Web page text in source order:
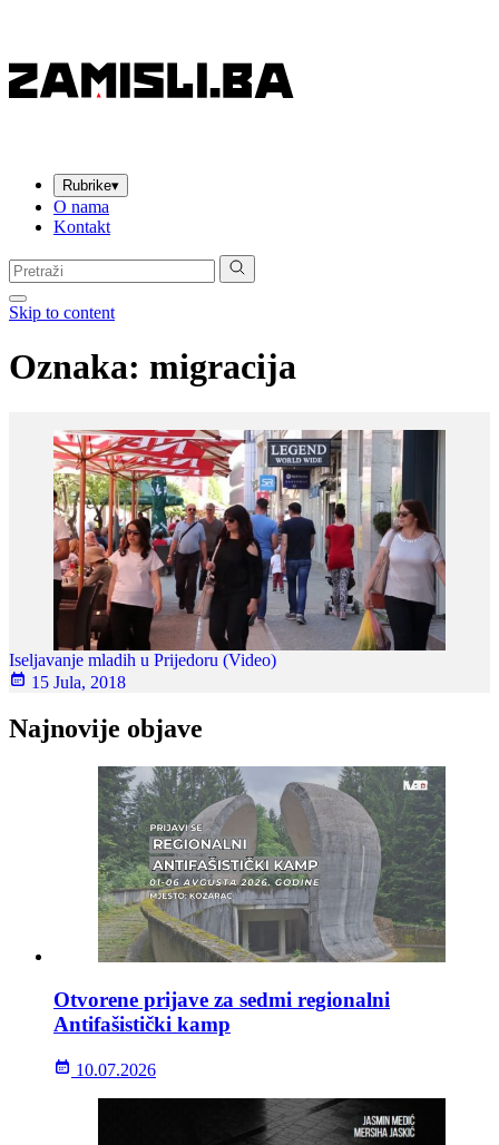
Rubrike▾
O nama
Kontakt
Pretraga:
Skip to content
Oznaka: migracija
Iseljavanje mladih u Prijedoru (Video)
15 Jula, 2018
Najnovije objave
Otvorene prijave za sedmi regionalni
Antifašistički kamp
10.07.2026